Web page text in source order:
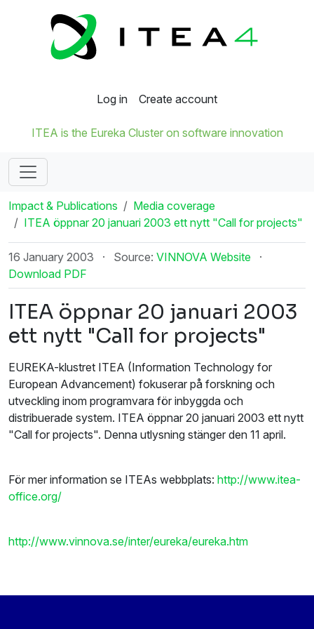
Log in Create account
ITEA is the Eureka Cluster on software innovation
Impact & Publications
Media coverage
ITEA öppnar 20 januari 2003 ett nytt "Call for projects"
16 January 2003 · Source: VINNOVA Website
·
Download PDF
ITEA öppnar 20 januari 2003
ett nytt "Call for projects"
EUREKA-klustret ITEA (Information Technology for
European Advancement) fokuserar på forskning och
utveckling inom programvara för inbyggda och
distribuerade system. ITEA öppnar 20 januari 2003 ett nytt
"Call for projects". Denna utlysning stänger den 11 april.
För mer information se ITEAs webbplats: http://www.itea-
office.org/
http://www.vinnova.se/inter/eureka/eureka.htm